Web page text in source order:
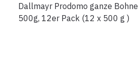
Dallmayr Prodomo ganze Bohne
500g, 12er Pack (12 x 500 g )